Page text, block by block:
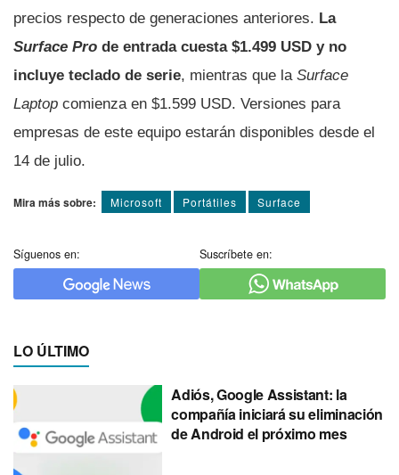
precios respecto de generaciones anteriores. La
Surface Pro de entrada cuesta $1.499 USD y no
incluye teclado de serie, mientras que la Surface
Laptop comienza en $1.599 USD. Versiones para
empresas de este equipo estarán disponibles desde el
14 de julio.
Mira más sobre: Microsoft Portátiles Surface
Síguenos en: Suscríbete en:
LO ÚLTIMO
Adiós, Google Assistant: la
compañía iniciará su eliminación
de Android el próximo mes